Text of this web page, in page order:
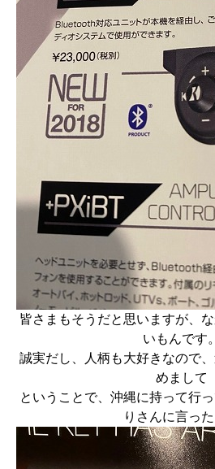
皆さまもそうだと思いますが、
いもんです。
誠実だし、人柄も大好きなので
めまして
ということで、沖縄に持って行
りさんに言った